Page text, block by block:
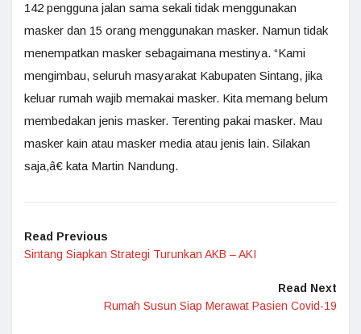
142 pengguna jalan sama sekali tidak menggunakan
masker dan 15 orang menggunakan masker. Namun tidak
menempatkan masker sebagaimana mestinya. “Kami
mengimbau, seluruh masyarakat Kabupaten Sintang, jika
keluar rumah wajib memakai masker. Kita memang belum
membedakan jenis masker. Terenting pakai masker. Mau
masker kain atau masker media atau jenis lain. Silakan
saja,â€ kata Martin Nandung.
Read Previous
Sintang Siapkan Strategi Turunkan AKB – AKI
Read Next
Rumah Susun Siap Merawat Pasien Covid-19